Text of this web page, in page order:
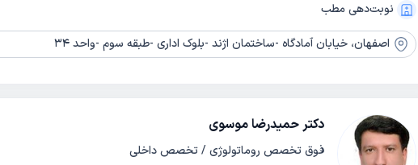
نوبت‌دهی مطب
اصفهان، خیابان آمادگاه -ساختمان اژند -بلوک اداری -طبقه سوم -واحد 34
دکتر حمیدرضا موسوی
فوق تخصص روماتولوژی / تخصص داخلی